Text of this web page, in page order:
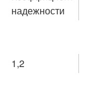
надежности
1,2